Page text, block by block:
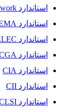
استاندارد Business Process Framework
استاندارد CEMA
استاندارد CENELEC
استاندارد CGA
استاندارد CIA
استاندارد CII
استاندارد CLSI